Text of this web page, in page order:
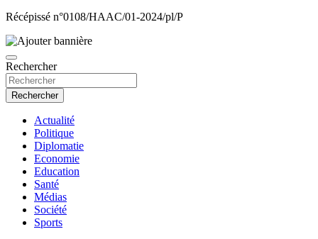
Récépissé n°0108/HAAC/01-2024/pl/P
Rechercher
Rechercher
Actualité
Politique
Diplomatie
Economie
Education
Santé
Médias
Société
Sports